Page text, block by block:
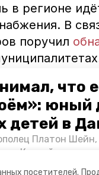
посетителей.
что
юный
детей в
Платон Шейн,
в Каспийском
в регионе
В
поручил